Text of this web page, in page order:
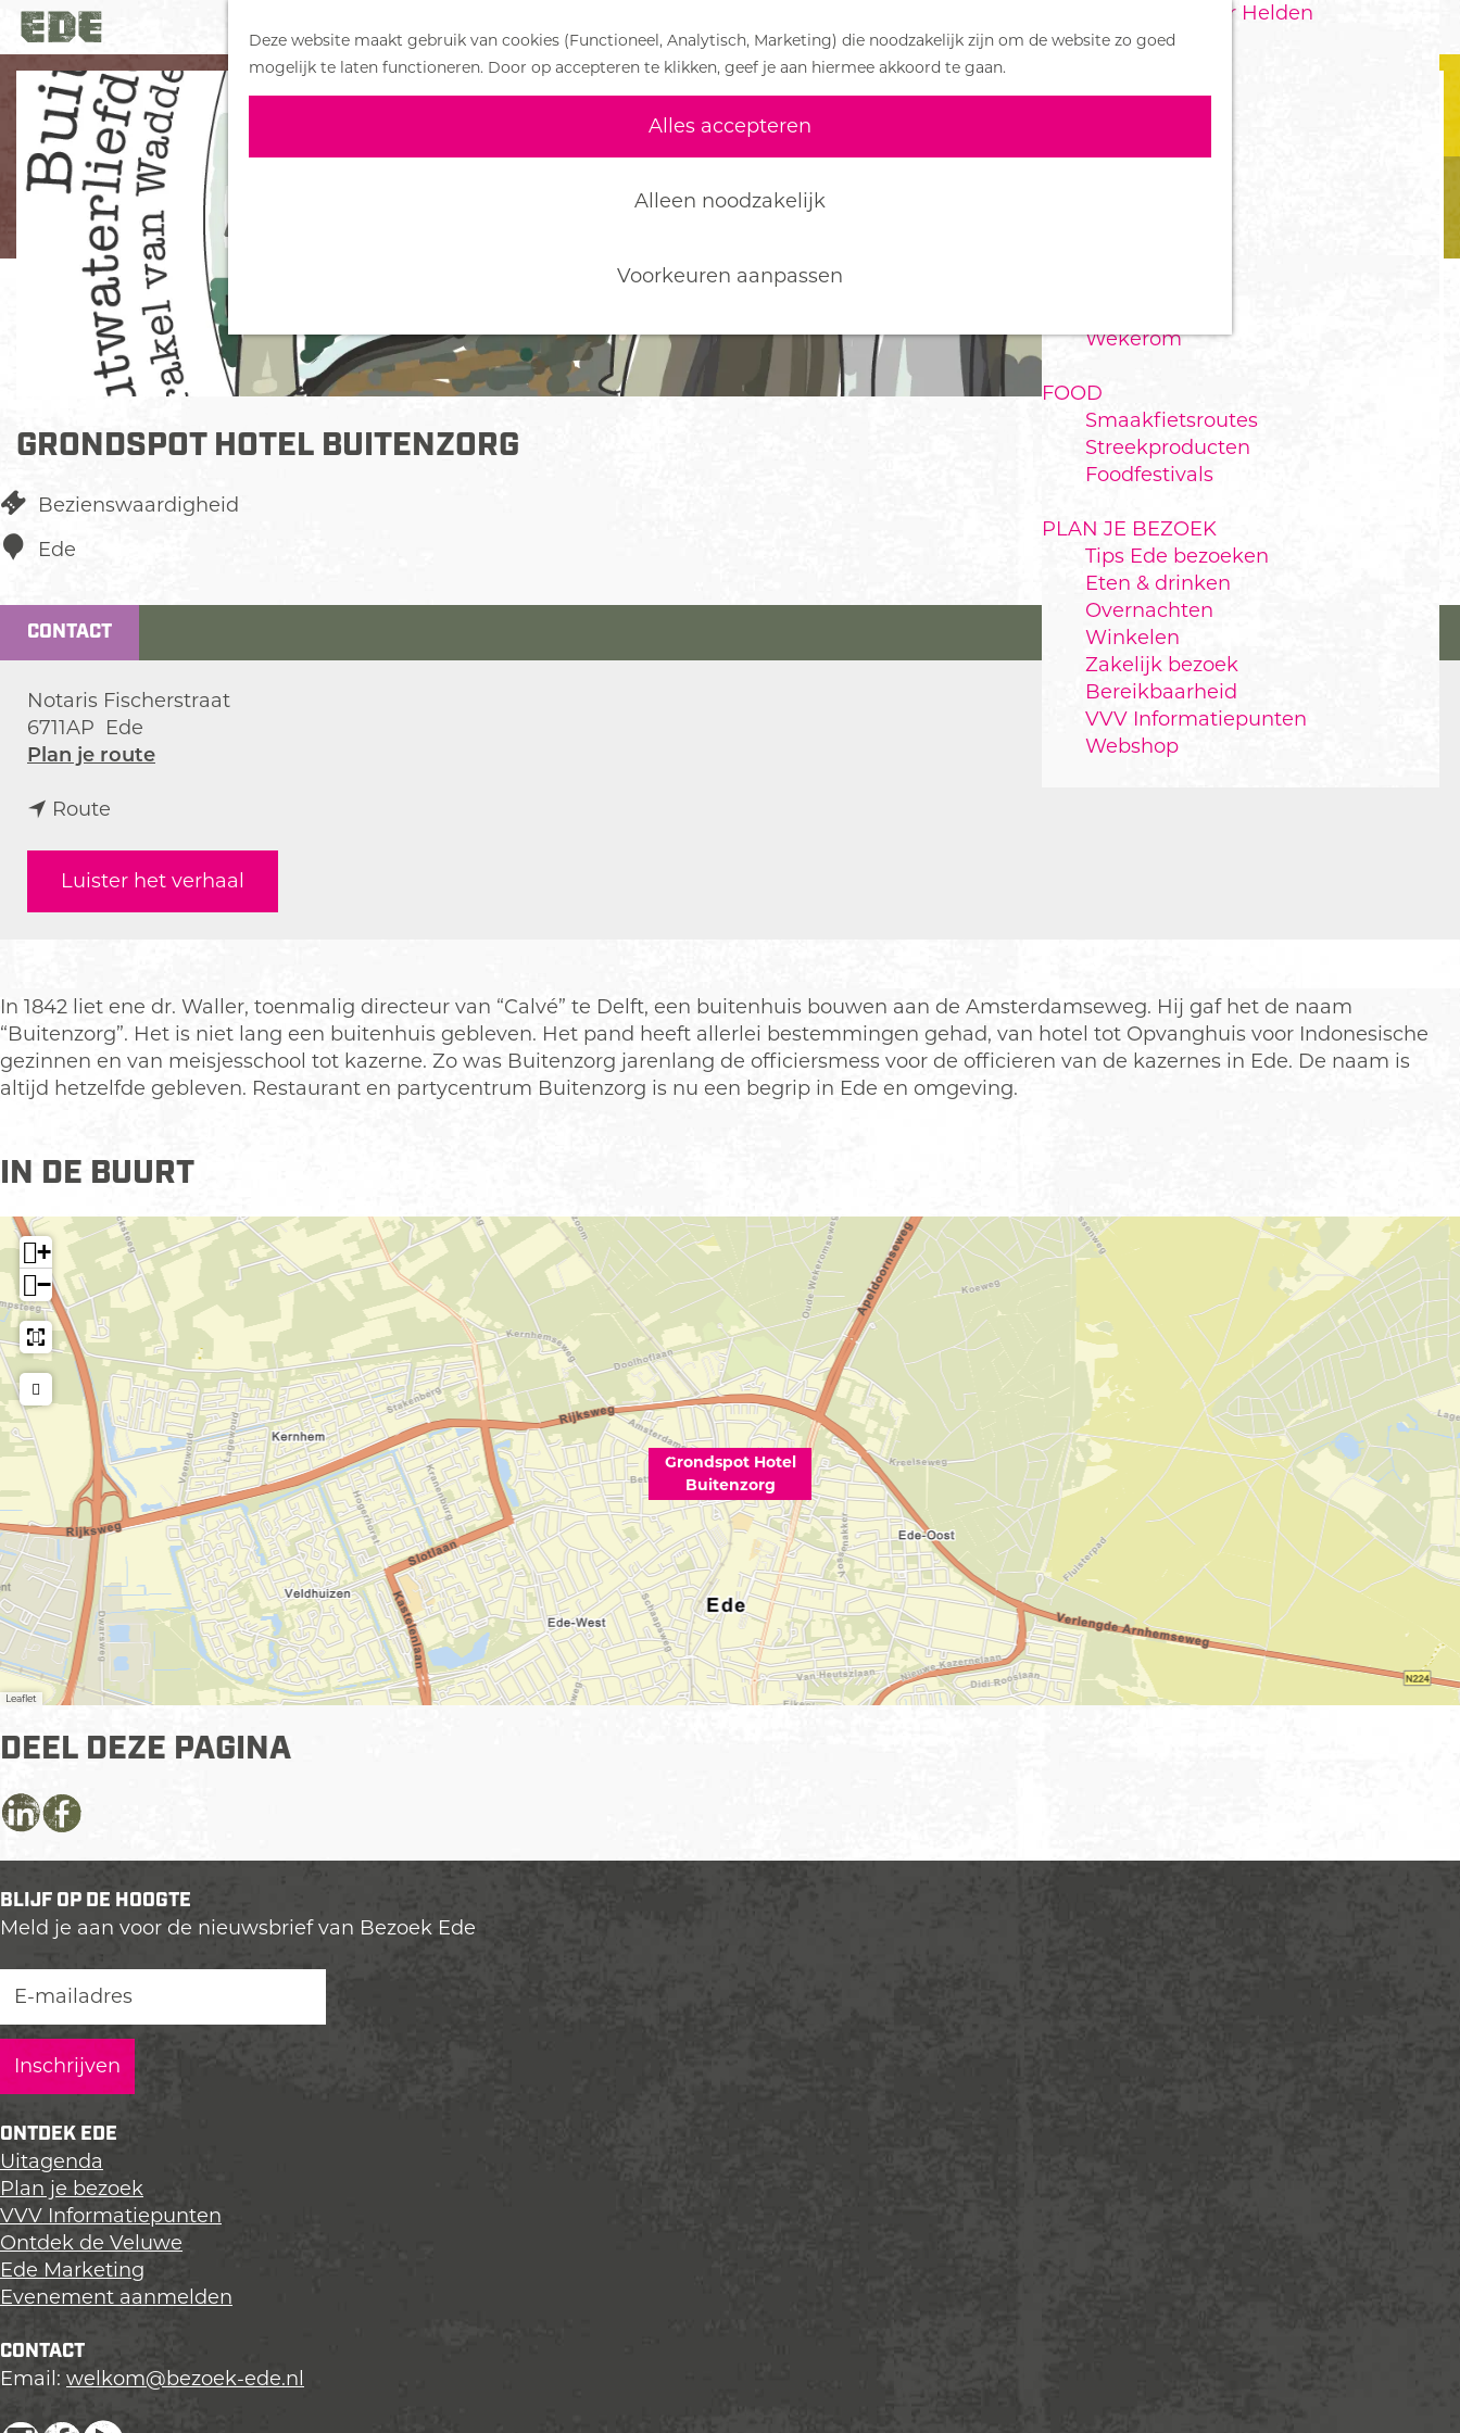
Deze website maakt gebruik van cookies (Functioneel, Analytisch, Marketing) die noodzakelijk zijn om de website zo goed
mogelijk te laten functioneren. Door op accepteren te klikken, geef je aan hiermee akkoord te gaan.
Alles accepteren
Alleen noodzakelijk
Voorkeuren aanpassen
G
a
r
g
e
o
e
n
M
Handboek voor Helden
Bennekom
Wekerom
FOOD
Smaakfietsroutes
Streekproducten
Foodfestivals
PLAN JE BEZOEK
Tips Ede bezoeken
Eten & drinken
Overnachten
Winkelen
Zakelijk bezoek
Bereikbaarheid
VVV Informatiepunten
Webshop
GRONDSPOT HOTEL BUITENZORG
Bezienswaardigheid
Ede
CONTACT
Notaris Fischerstraat
6711AP Ede
Plan je routen
r
o
s
p
o
t
H
t
e
l
B
u
i
t
e
n
z
o
r
Route
r
G
n
d
s
p
H
o
t
e
l
B
t
e
n
z
o
g
Luister het verhaal
In 1842 liet ene dr. Waller, toenmalig directeur van “Calvé” te Delft, een buitenhuis bouwen aan de Amsterdamseweg. Hij gaf het de naam
“Buitenzorg”. Het is niet lang een buitenhuis gebleven. Het pand heeft allerlei bestemmingen gehad, van hotel tot Opvanghuis voor Indonesische
gezinnen en van meisjesschool tot kazerne. Zo was Buitenzorg jarenlang de officiersmess voor de officieren van de kazernes in Ede. De naam is
altijd hetzelfde gebleven. Restaurant en partycentrum Buitenzorg is nu een begrip in Ede en omgeving.
IN DE BUURT
Grondspot Hotel
Buitenzorg
+
−
Leaflet
DEEL DEZE PAGINA
D
l
d
z
p
a
g
i
n
a
o
p
L
i
n
k
I
D
l
d
z
p
a
g
i
a
o
p
F
a
c
e
o
o
l
d
z
p
a
g
i
a
o
p
X
BLIJF OP DE HOOGTE
Meld je aan voor de nieuwsbrief van Bezoek Ede
ONTDEK EDE
Uitagenda
Plan je bezoek
VVV Informatiepunten
Ontdek de Veluwe
Ede Marketing
Evenement aanmelden
CONTACT
Email: welkom@bezoek-ede.nl